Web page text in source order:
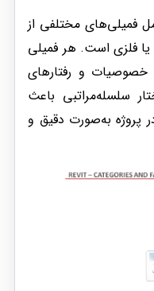
فمیلی‌های مختلفی از
فلزی است. هر فمیلی
و رفتارهای
سلسله‌مراتبی باعث
پروژه به‌صورت دقیق و